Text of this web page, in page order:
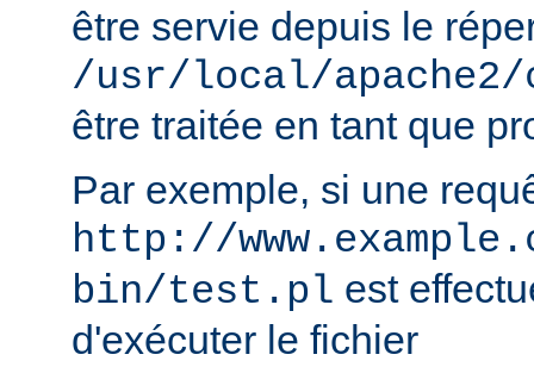
être servie depuis le
/usr/local/
être traitée en tant que
Par exemple, si une
http://
bin/test.pl est
d'exécuter le fichier